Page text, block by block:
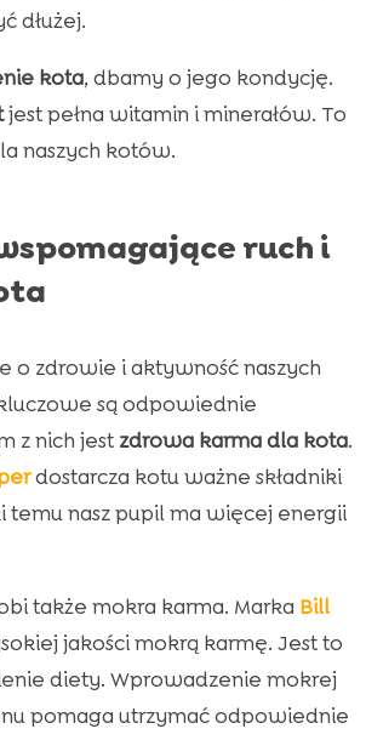
dłużej.
kota, dbamy o jego kondycję.
jest pełna witamin i minerałów. To
naszych kotów.
ruch i
o zdrowie i aktywność naszych
są odpowiednie
z nich jest zdrowa karma dla kota.
dostarcza kotu ważne składniki
temu nasz pupil ma więcej energii
także mokra karma. Marka Bill
jakości mokrą karmę. Jest to
diety. Wprowadzenie mokrej
pomaga utrzymać odpowiednie